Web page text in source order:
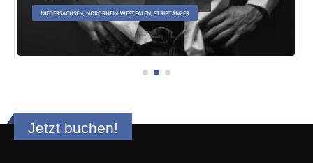
NIEDERSACHSEN, NORDRHEIN-WESTFALEN, STRIPTÄNZER
Jetzt buchen!